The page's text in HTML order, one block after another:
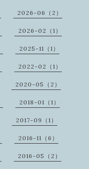
2026-06（2）
2026-02（1）
2025-11（1）
2022-02（1）
2020-05（2）
2018-01（1）
2017-09（1）
2016-11（6）
2016-05（2）